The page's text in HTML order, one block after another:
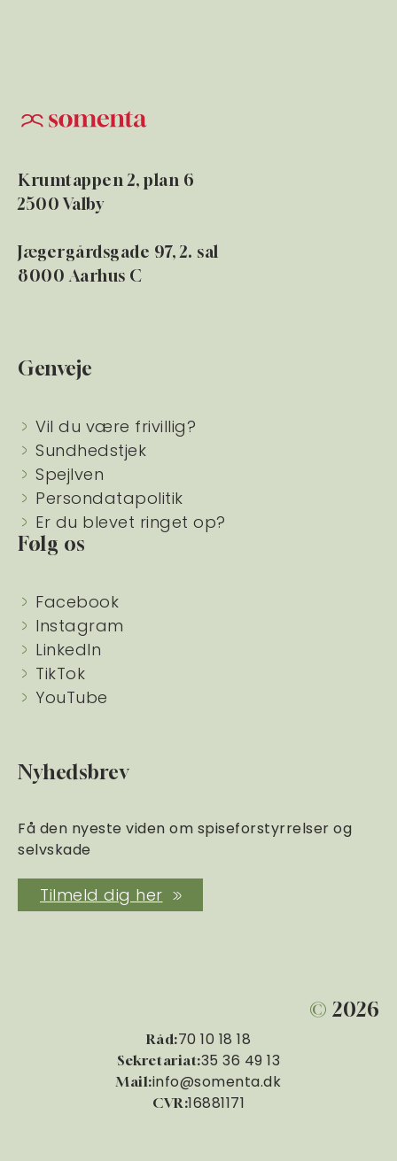
Krumtappen 2, plan 6
2500 Valby
Jægergårdsgade 97, 2. sal
8000 Aarhus C
Genveje
Vil du være frivillig?
Sundhedstjek
Spejlven
Persondatapolitik
Er du blevet ringet op?
Følg os
Facebook
Instagram
LinkedIn
TikTok
YouTube
Nyhedsbrev
Få den nyeste viden om spiseforstyrrelser og
selvskade
Tilmeld dig her
© 2026
Råd:70 10 18 18
Sekretariat:35 36 49 13
Mail:info@somenta.dk
CVR:16881171